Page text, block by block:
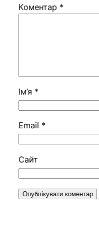
Коментар *
Ім’я *
Email *
Сайт